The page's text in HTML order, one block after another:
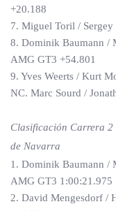
+20.188
7. Miguel Toril /
8. Dominik Baumann /
AMG GT3 +54.801
9. Yves Weerts / Kurt
NC. Marc Sourd /
Clasificación Carrera 2
de Navarra
1. Dominik Baumann /
AMG GT3 1:00:21.975
2. David Mengesdorf /